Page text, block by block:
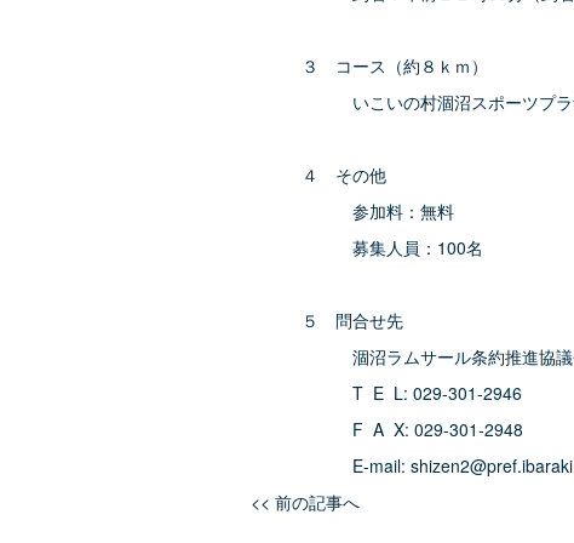
３ コース（約８ｋｍ）
いこいの村涸沼スポーツプラザ
４ その他
参加料：無料
募集人員：100名
５ 問合せ先
涸沼ラムサール条約推進協議会事
T E L: 029-301-2946
F A X: 029-301-2948
E-mail:
<< 前の記事へ